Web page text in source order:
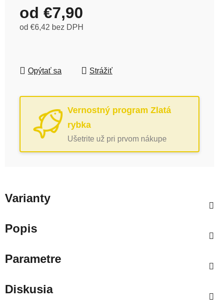
od €7,90
od €6,42 bez DPH
Opýtať sa Strážiť
Vernostný program Zlatá
rybka
Ušetrite už pri prvom nákupe
Varianty
Popis
Parametre
Diskusia